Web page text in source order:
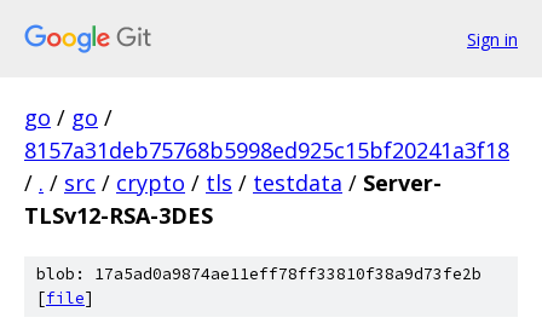
Sign in
go / go /
8157a31deb75768b5998ed925c15bf20241a3f18
/ . / src / crypto / tls / testdata / Server-
TLSv12-RSA-3DES
blob: 17a5ad0a9874ae11eff78ff33810f38a9d73fe2b
[file]